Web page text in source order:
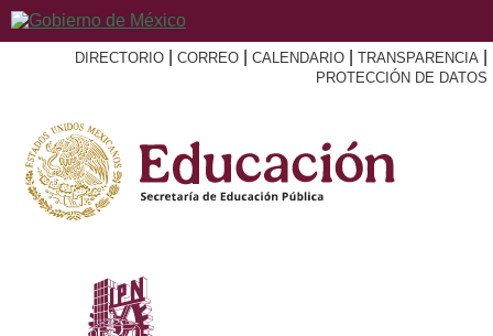
DIRECTORIO CORREO CALENDARIO TRANSPARENCIA
PROTECCIÓN DE DATOS